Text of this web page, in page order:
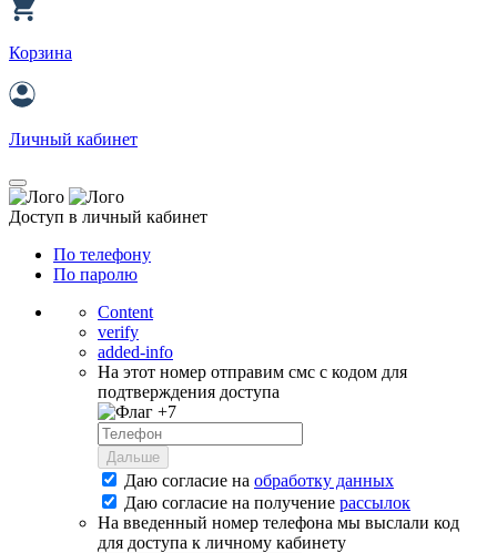
Корзина
Личный кабинет
Доступ в личный кабинет
По телефону
По паролю
Content
verify
added-info
На этот номер отправим смс с кодом для
подтверждения доступа
+7
Дальше
Даю согласие на обработку данных
Даю согласие на получение рассылок
На введенный номер телефона мы выслали код
для доступа к личному кабинету